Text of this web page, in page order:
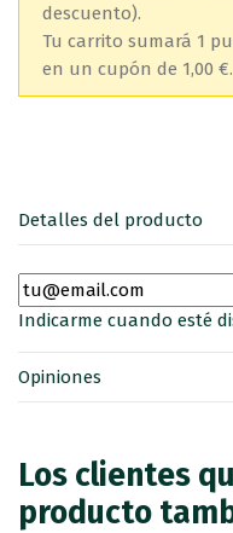
descuento).
Tu carrito sumará 1
en un cupón de 1,00 €.
Detalles del producto
Indicarme cuando esté
Opiniones
Los clientes
producto